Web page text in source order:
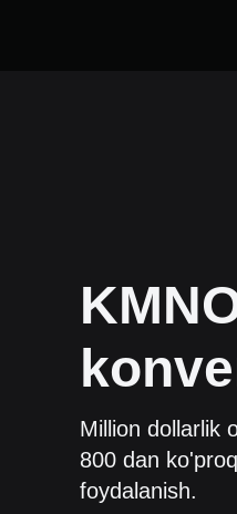
Million dollarlik
800 dan
foydalanish.